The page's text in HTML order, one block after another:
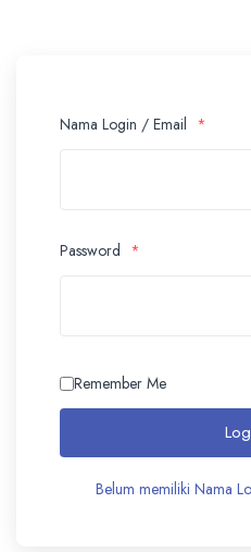
Nama Login / Email *
Password *
Remember Me
Belum memiliki Nama